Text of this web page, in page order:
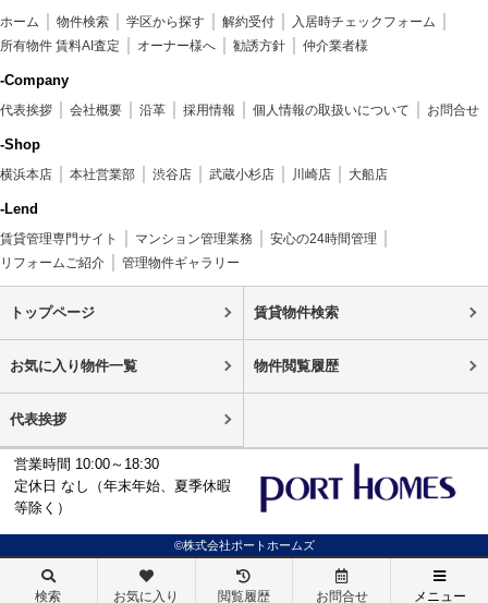
ホーム 物件検索 学区から探す 解約受付
入居時チェックフォーム
所有物件 賃料AI査定
オーナー様へ 勧誘方針 仲介業者様
-Company
代表挨拶 会社概要 沿革 採用情報 個人情報の取扱いについて お問合せ
-Shop
横浜本店 本社営業部 渋谷店 武蔵小杉店 川崎店 大船店
-Lend
賃貸管理専門サイト マンション管理業務
安心の24時間管理
リフォームご紹介
管理物件ギャラリー
トップページ 賃貸物件検索
お気に入り物件一覧 物件閲覧履歴
代表挨拶
営業時間 10:00～18:30
定休日 なし（年末年始、夏季休暇
等除く）
©株式会社ポートホームズ
検索 お気に入り 閲覧履歴 お問合せ メニュー